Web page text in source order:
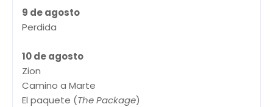
9 de agosto
Perdida
10 de agosto
Zion
Camino a Marte
El paquete (The Package)